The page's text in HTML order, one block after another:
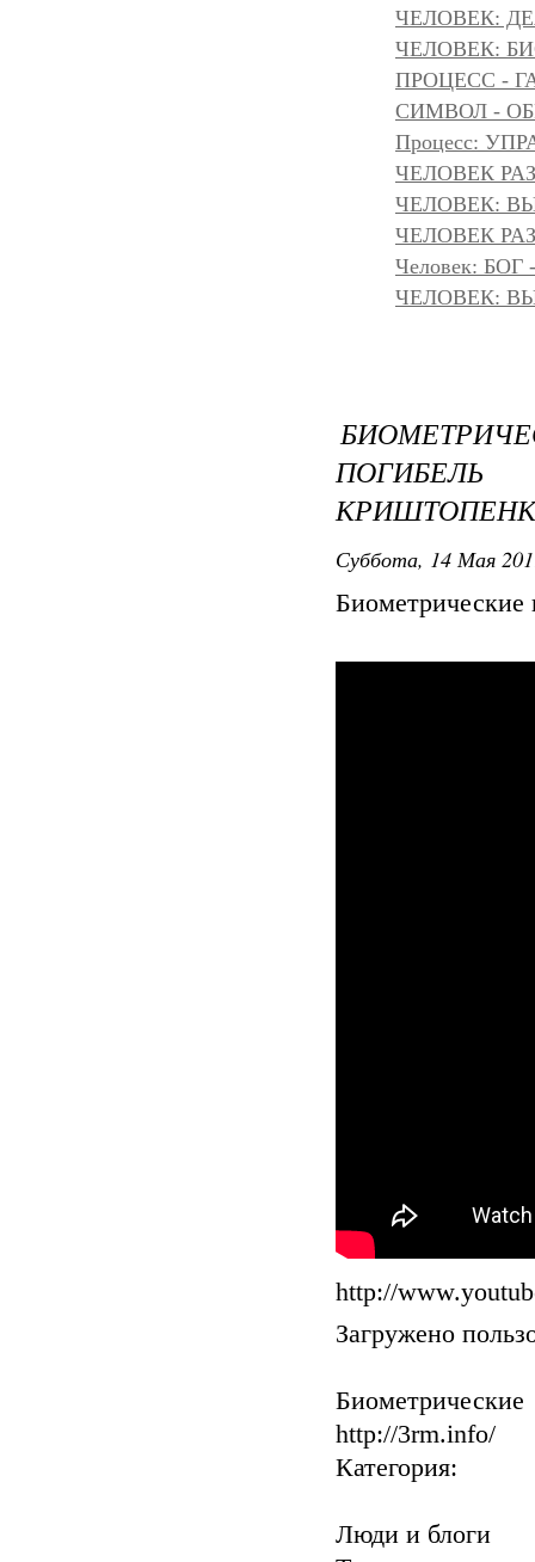
ЧЕЛОВЕК:
ЧЕЛОВЕК:
ПРОЦЕСС -
СИМВОЛ -
Процесс:
ЧЕЛОВЕК
ЧЕЛОВЕК:
ЧЕЛОВЕК
Человек:
ЧЕЛОВЕК:
Суббота, 14 Мая
Биометрические
http://
Загружено
http://3rm.info/
Категория:
Люди и блоги